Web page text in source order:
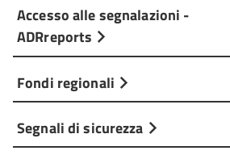
Accesso alle segnalazioni -
ADRreports
Fondi regionali
Segnali di sicurezza